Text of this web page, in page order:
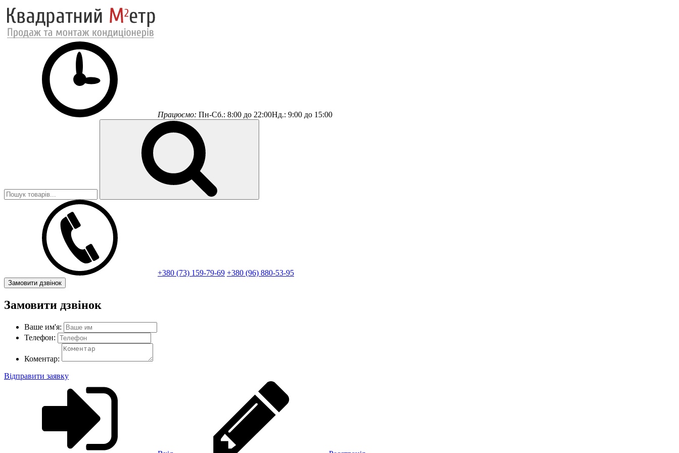
Працюємо: Пн-Сб.: 8:00 до 22:00Нд.: 9:00 до 15:00
+380 (73) 159-79-69 +380 (96) 880-53-95
Замовити дзвінок
Замовити дзвінок
Ваше им'я:
Телефон:
Коментар:
Відправити заявку